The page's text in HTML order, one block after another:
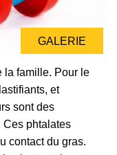
GALERIE
la famille. Pour le
et
sont des
Ces phtalates
contact du gras.